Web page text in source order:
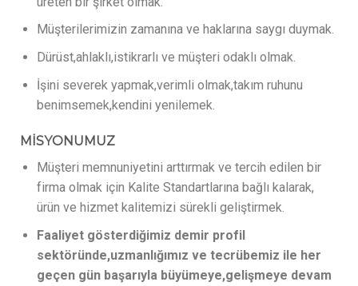
Müşterilerimizin zamanına ve haklarına saygı duymak.
Dürüst,ahlaklı,istikrarlı ve müşteri odaklı olmak.
İşini severek yapmak,verimli olmak,takım ruhunu
benimsemek,kendini yenilemek.
MİSYONUMUZ
Müşteri memnuniyetini arttırmak ve tercih edilen bir
firma olmak için Kalite Standartlarına bağlı kalarak,
ürün ve hizmet kalitemizi sürekli geliştirmek.
Faaliyet gösterdiğimiz demir profil
sektöründe,uzmanlığımız ve tecrübemiz ile her
geçen gün başarıyla büyümeye,gelişmeye devam